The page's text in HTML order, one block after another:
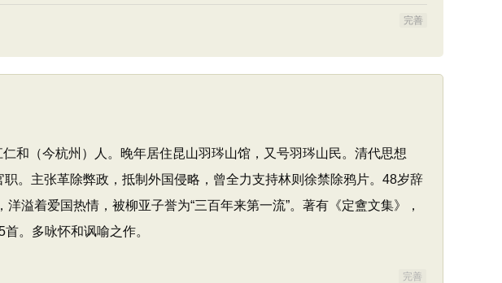
完善
和（今杭州）人。晚年居住昆山羽琌山馆，又号羽琌山民。清代思想
。主张革除弊政，抵制外国侵略，曾全力支持林则徐禁除鸦片。48岁辞
溢着爱国热情，被柳亚子誉为“三百年来第一流”。著有《定盦文集》，
。多咏怀和讽喻之作。
完善